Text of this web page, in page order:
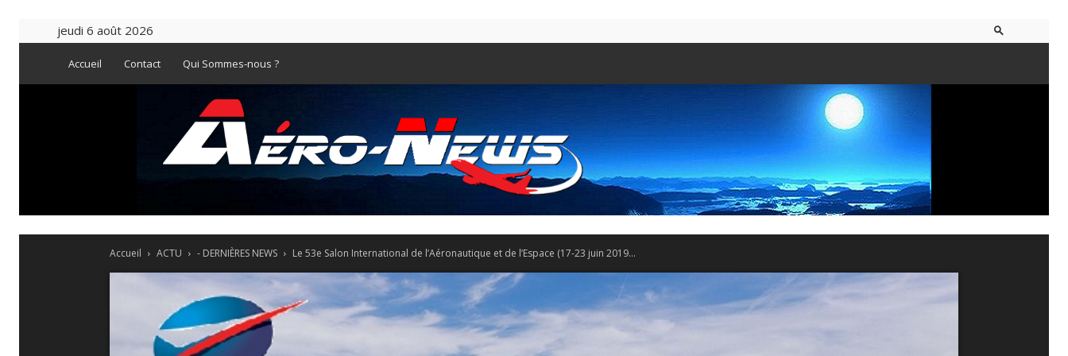
jeudi 6 août 2026
Accueil Contact Qui Sommes-nous ?
Accueil ACTU - DERNIÈRES NEWS Le 53e Salon International de l’Aéronautique et de l’Espace (17-23 juin 2019...